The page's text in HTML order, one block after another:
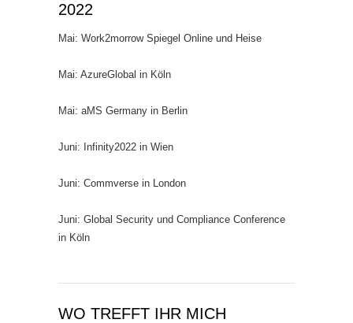
2022
Mai: Work2morrow Spiegel Online und Heise
Mai: AzureGlobal in Köln
Mai: aMS Germany in Berlin
Juni: Infinity2022 in Wien
Juni: Commverse in London
Juni: Global Security und Compliance Conference
in Köln
WO TREFFT IHR MICH